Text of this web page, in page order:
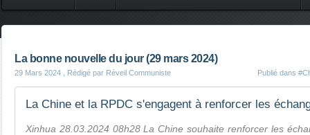
La bonne nouvelle du jour (29 mars 2024)
29 Mars 2024 , Rédigé par Réveil Communiste Publié dans
Xinhua 28.03.2024 08h28 La Chine souhaite renforcer les